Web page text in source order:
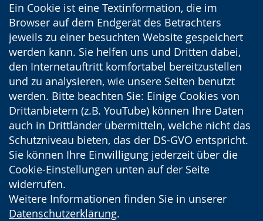
Ein Cookie ist eine Textinformation, die im
Browser auf dem Endgerät des Betrachters
jeweils zu einer besuchten Website gespeichert
werden kann. Sie helfen uns und Dritten dabei,
den Internetauftritt komfortabel bereitzustellen
und zu analysieren, wie unsere Seiten benutzt
werden. Bitte beachten Sie: Einige Cookies von
Drittanbietern (z.B. YouTube) können Ihre Daten
auch in Drittländer übermitteln, welche nicht das
Schutzniveau bieten, das der DS-GVO entspricht.
Sie können Ihre Einwilligung jederzeit über die
Cookie-Einstellungen unten auf der Seite
widerrufen.
Weitere Informationen finden Sie in unserer
Datenschutzerklärung.